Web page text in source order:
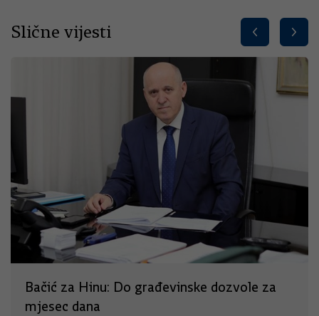
Slične vijesti
Bačić za Hinu: Do građevinske dozvole za
mjesec dana